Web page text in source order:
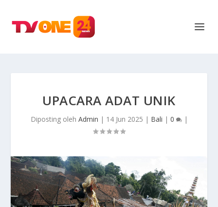
UPACARA ADAT UNIK
Diposting oleh Admin | 14 Jun 2025 | Bali | 0 |